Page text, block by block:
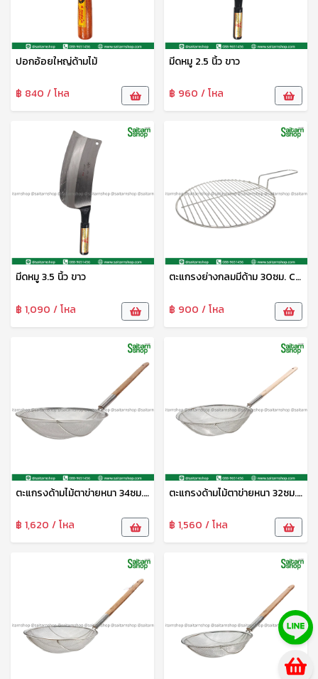
ปอกอ้อยใหญ่ด้ามไม้
฿ 840 / โหล
มีดหมู 2.5 นิ้ว ขาว
฿ 960 / โหล
มีดหมู 3.5 นิ้ว ขาว
฿ 1,090 / โหล
ตะแกรงย่างกลมมีด้าม 30ซม. CYS
฿ 900 / โหล
ตะแกรงด้ามไม้ตาข่ายหนา 34ซม. CYS
฿ 1,620 / โหล
ตะแกรงด้ามไม้ตาข่ายหนา 32ซม. CYS
฿ 1,560 / โหล